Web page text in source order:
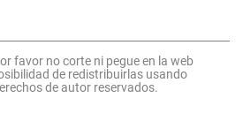
favor no corte ni pegue en la web
de redistribuirlas usando
de autor reservados.